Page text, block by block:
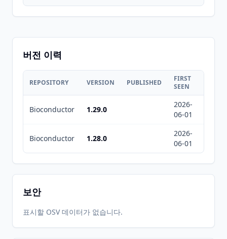
버전 이력
REPOSITORY VERSION PUBLISHED
FIRST
SEEN
Bioconductor 1.29.0
2026-
06-01
Bioconductor 1.28.0
2026-
06-01
보안
표시할 OSV 데이터가 없습니다.